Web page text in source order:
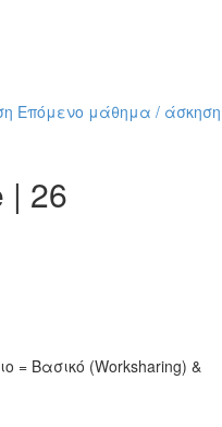
Επόμενο μάθημα / άσκηση
| 26
= Βασικό (Worksharing) &